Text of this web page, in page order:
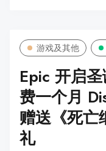
游戏及其他
Epic 开启
费一个月
赠送《死亡
礼